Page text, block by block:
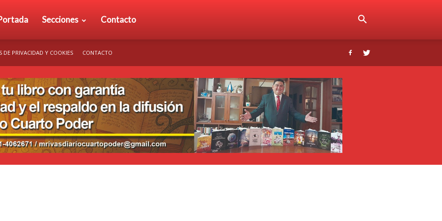
Secciones Contacto
DE PRIVACIDAD Y COOKIES CONTACTO